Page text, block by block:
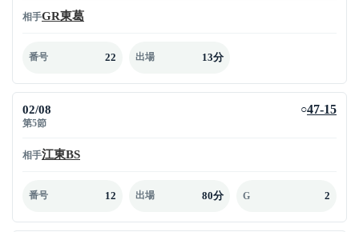
相手GR東葛
番号 22 出場 13分
02/08
第5節
○47-15
相手江東BS
番号 12 出場 80分 G 2